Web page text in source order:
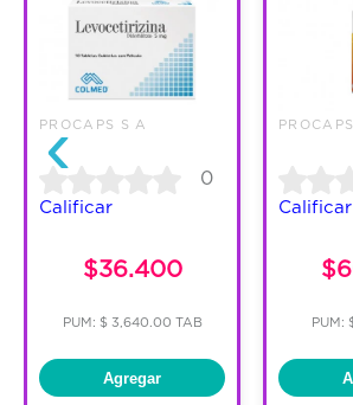
‹
PROCAPS S A
0
Calificar
$36.400
PUM: $ 3,640.00 TAB
Agregar
Calificar
PUM: